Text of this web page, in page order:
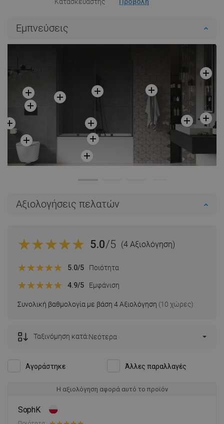
Εμπνεύσεις
Αξιολογήσεις πελατών
5.0/5 (4 Αξιολόγηση)
Συνολική βαθμολογία με βάση 4 Αξιολόγηση (10 χώρες)
5.0/5 Ποιότητα
4.9/5 Εμφάνιση
Αγοράστηκε Άλλες παραλλαγές
Ταξινόμηση κατά:Νεότερα
Η αξιολόγηση αφορά αυτό το προϊόν
SophK